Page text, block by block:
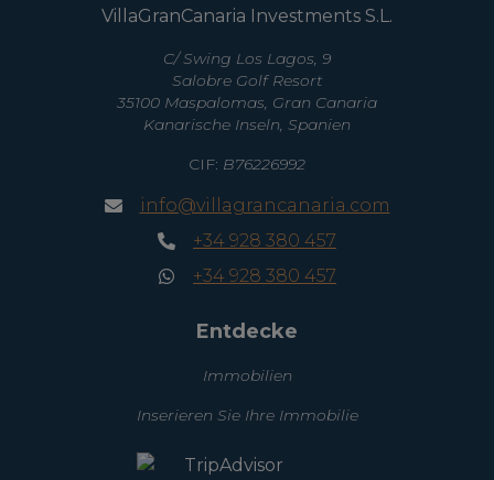
VillaGranCanaria Investments S.L.
C/ Swing Los Lagos, 9
Salobre Golf Resort
35100 Maspalomas, Gran Canaria
Kanarische Inseln, Spanien
CIF: B76226992
info@villagrancanaria.com
+34 928 380 457
+34 928 380 457
Entdecke
Immobilien
Inserieren Sie Ihre Immobilie